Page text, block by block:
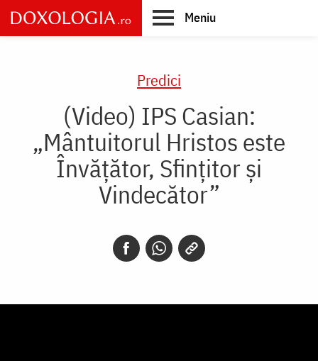
Skip
to
main
Meniu
Predici
(Video) IPS Casian:
„Mântuitorul Hristos este
Învățător, Sfințitor și
Vindecător”